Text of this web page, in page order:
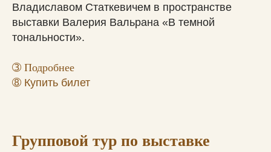
Владиславом Статкевичем в пространстве
выставки Валерия Вальрана «В темной
тональности».
➂ Подробнее
➇ Купить билет
Групповой тур по выставке